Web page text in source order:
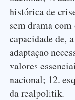
histórica de
sem drama
capacidade de,
adaptação
valores
nacional; 12.
da realpolitik.